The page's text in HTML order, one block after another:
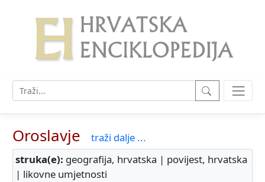
Oroslavje
traži dalje ...
struka(e): geografija, hrvatska | povijest, hrvatska
| likovne umjetnosti